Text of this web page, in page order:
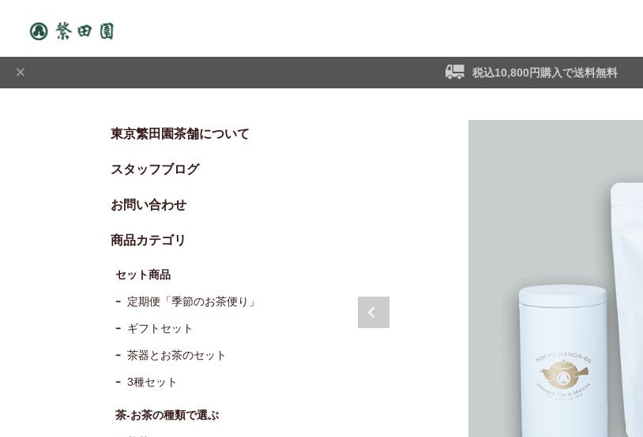
税込10,800円購入で送料無料
東京繁田園茶舗について
スタッフブログ
お問い合わせ
商品カテゴリ
セット商品
定期便「季節のお茶便り」
ギフトセット
茶器とお茶のセット
3種セット
茶-お茶の種類で選ぶ